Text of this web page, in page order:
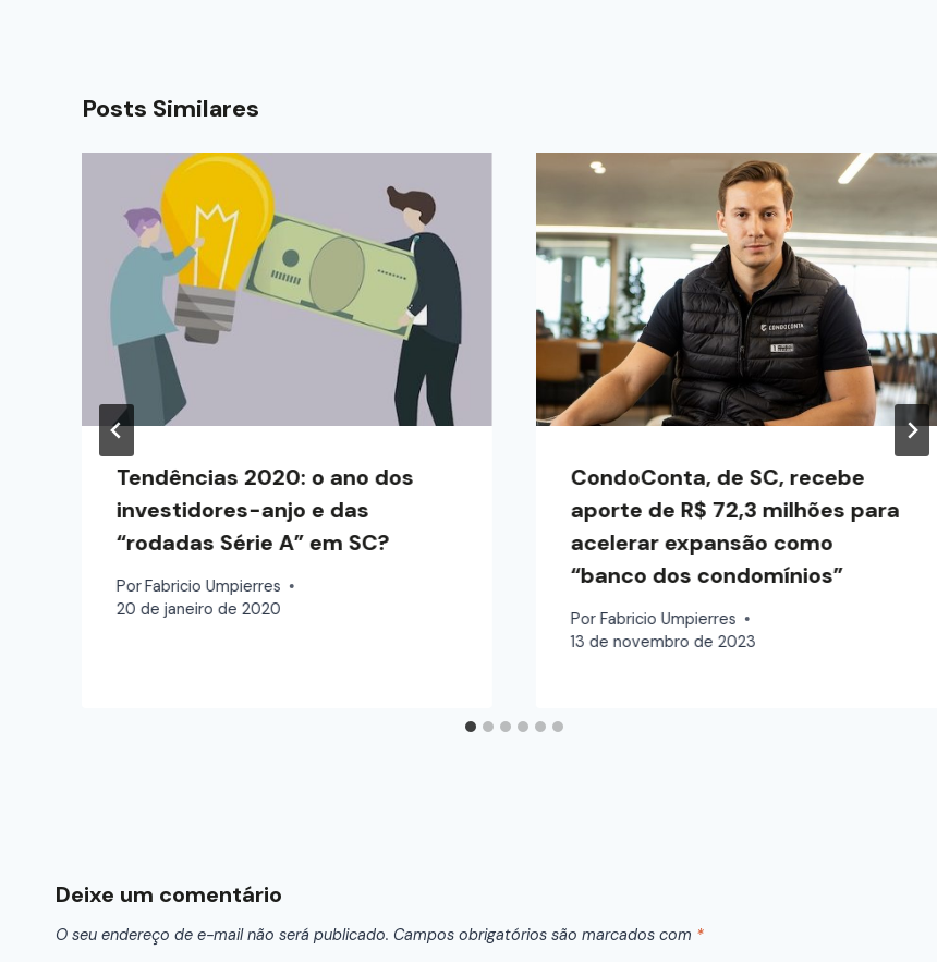
Posts Similares
Tendências 2020: o ano dos
investidores-anjo e das
“rodadas Série A” em SC?
PorFabricio Umpierres
20 de janeiro de 2020
CondoConta, de SC, recebe
aporte de R$ 72,3 milhões para
acelerar expansão como
“banco dos condomínios”
Por Fabricio Umpierres
13 de novembro de 2023
Deixe um comentário
O seu endereço de e-mail não será publicado. Campos obrigatórios são marcados com *